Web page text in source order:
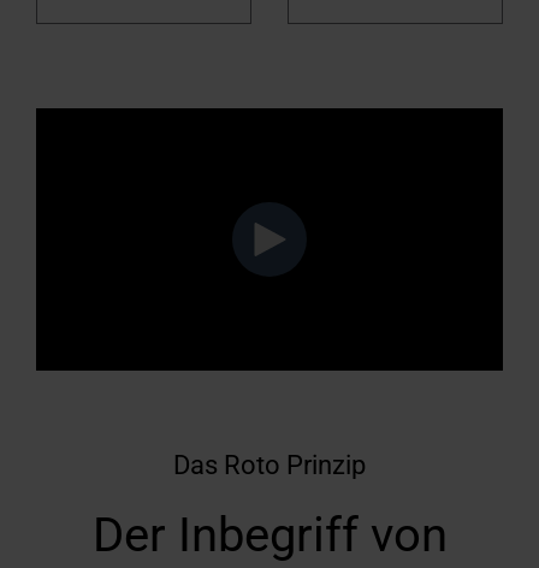
Das Roto Prinzip
Der Inbegriff von